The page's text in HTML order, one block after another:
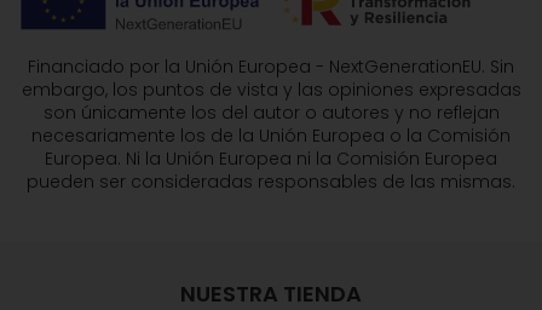
Financiado por la Unión Europea - NextGenerationEU. Sin
embargo, los puntos de vista y las opiniones expresadas
son únicamente los del autor o autores y no reflejan
necesariamente los de la Unión Europea o la Comisión
Europea. Ni la Unión Europea ni la Comisión Europea
pueden ser consideradas responsables de las mismas.
NUESTRA TIENDA